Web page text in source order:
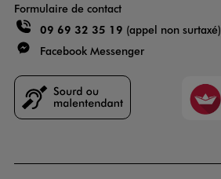
Formulaire de contact
09 69 32 35 19 (appel non surtaxé)
Facebook Messenger
Faciliti